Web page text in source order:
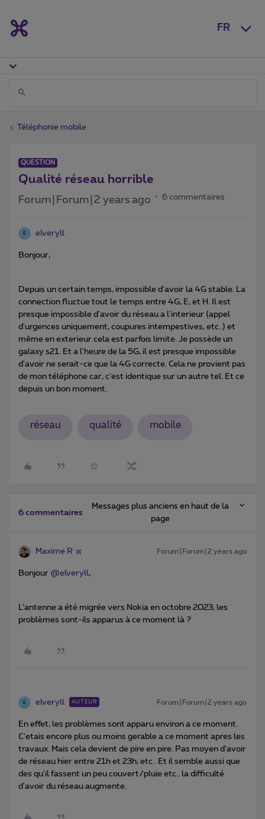
FR
Téléphonie mobile
QUESTION
Qualité réseau horrible
Forum|Forum|2 years ago 6 commentaires
E elveryll
Bonjour,
Depuis un certain temps, impossible d'avoir la 4G stable. La
connection fluctue tout le temps entre 4G, E, et H. Il est
presque impossible d'avoir du réseau a l'interieur (appel
d'urgences uniquement, coupures intempestives, etc..) et
même en exterieur cela est parfois limite. Je possède un
galaxy s21. Et a l'heure de la 5G, il est presque impossible
d'avoir ne serait-ce que la 4G correcte. Cela ne provient pas
de mon téléphone car, c'est identique sur un autre tel. Et ce
depuis un bon moment.
réseau qualité mobile
6 commentaires
Messages plus anciens en haut de la
page
Maxime R Forum|Forum|2 years ago
Bonjour @elveryll,
L’antenne a été migrée vers Nokia en octobre 2023, les
problèmes sont-ils apparus à ce moment là ?
E elveryll AUTEUR Forum|Forum|2 years ago
En effet, les problèmes sont apparu environ a ce moment.
C'etais encore plus ou moins gerable a ce moment apres les
travaux. Mais cela devient de pire en pire. Pas moyen d'avoir
de réseau hier entre 21h et 23h; etc.. Et il semble aussi que
des qu'il fassent un peu couvert/pluie etc.. la difficulté
d'avoir du réseau augmente.